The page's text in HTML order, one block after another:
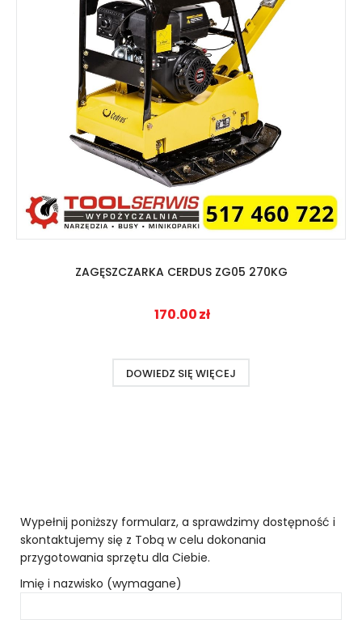
ZAGĘSZCZARKA CERDUS ZG05 270KG
170.00zł
DOWIEDZ SIĘ WIĘCEJ
Wypełnij poniższy formularz, a sprawdzimy dostępność i
skontaktujemy się z Tobą w celu dokonania
przygotowania sprzętu dla Ciebie.
Imię i nazwisko (wymagane)